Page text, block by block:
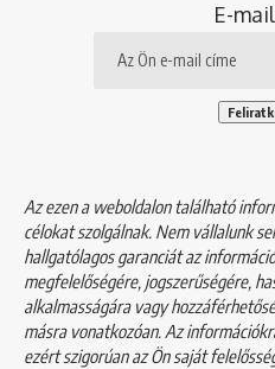
E-
Az ezen a weboldalon található
célokat szolgálnak. Nem vállalunk
hallgatólagos garanciát az
megfelelőségére, jogszerűségére,
alkalmasságára vagy
másra vonatkozóan. Az
ezért szigorúan az Ön saját